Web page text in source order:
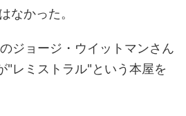
なかった。
ジョージ・ウイットマンさん
レミストラル"という本屋を